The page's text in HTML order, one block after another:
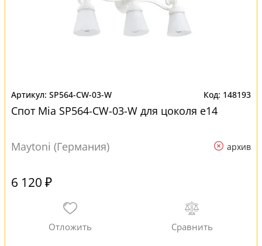
SP564-CW-03-W 148193
Спот Mia SP564-CW-03-W для цоколя e14
Maytoni (Германия) архив
6 120 ₽